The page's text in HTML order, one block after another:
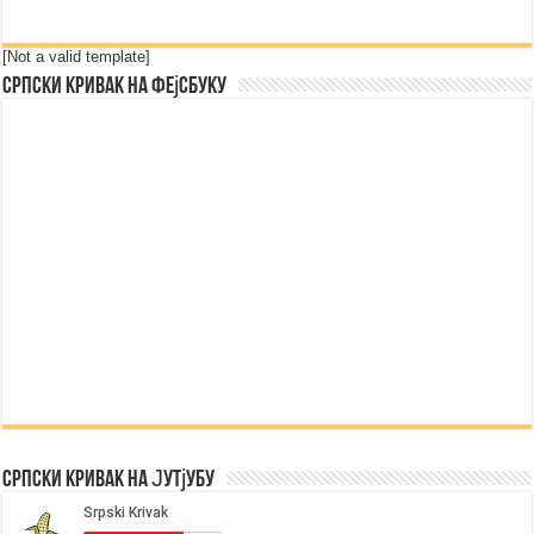
[Not a valid template]
Српски Кривак на Фејсбуку
Српски Кривак на Јутјубу